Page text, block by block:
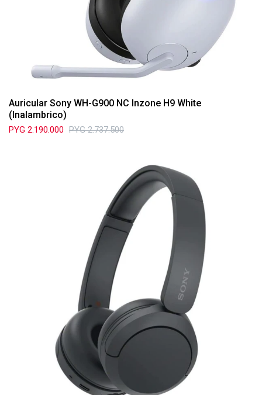
Auricular Sony WH-G900 NC Inzone H9 White
(Inalambrico)
PYG 2.190.000 PYG 2.737.500